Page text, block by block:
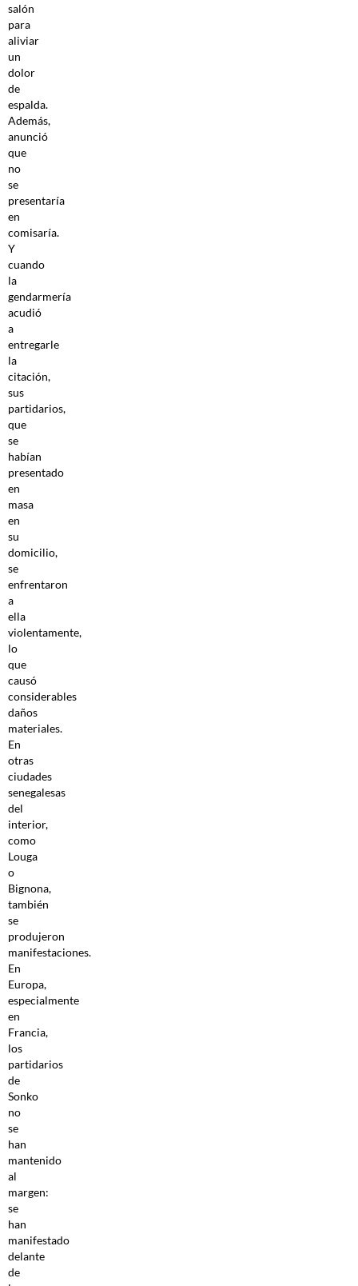
salón
para
aliviar
un
dolor
de
espalda.
Además,
anunció
que
no
se
presentaría
en
comisaría.
Y
cuando
la
gendarmería
acudió
a
entregarle
la
citación,
sus
partidarios,
que
se
habían
presentado
en
masa
en
su
domicilio,
se
enfrentaron
a
ella
violentamente,
lo
que
causó
considerables
daños
materiales.
En
otras
ciudades
senegalesas
del
interior,
como
Louga
o
Bignona,
también
se
produjeron
manifestaciones.
En
Europa,
especialmente
en
Francia,
los
partidarios
de
Sonko
no
se
han
mantenido
al
margen:
se
han
manifestado
delante
de